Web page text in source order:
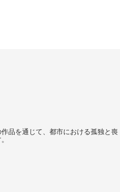
品を通じて、都市における孤独と喪